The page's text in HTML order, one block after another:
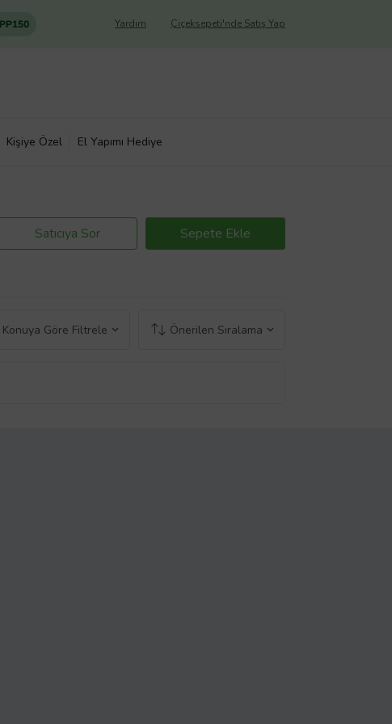
Çiçeksepeti'nde Satış Yap
Yardım
Kişiye Özel El Yapımı Hediye
Satıcıya Sor Sepete Ekle
Konuya Göre Filtrele Önerilen Sıralama